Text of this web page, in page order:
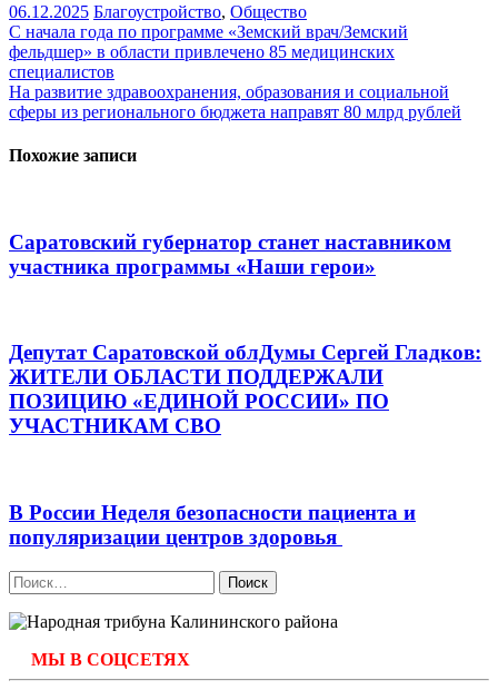
06.12.2025 Благоустройство, Общество
Навигация
по
записям
С начала года по программе «Земский врач/Земский
фельдшер» в области привлечено 85 медицинских
специалистов
На развитие здравоохранения, образования и социальной
сферы из регионального бюджета направят 80 млрд рублей
Похожие записи
Саратовский губернатор станет наставником
участника программы «Наши герои»
Депутат Саратовской облДумы Сергей Гладков:
ЖИТЕЛИ ОБЛАСТИ ПОДДЕРЖАЛИ
ПОЗИЦИЮ «ЕДИНОЙ РОССИИ» ПО
УЧАСТНИКАМ СВО
В России Неделя безопасности пациента и
популяризации центров здоровья
Найти:
МЫ В СОЦСЕТЯХ